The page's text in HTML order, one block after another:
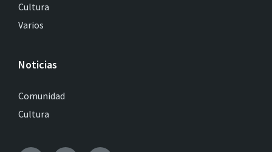
Cultura
Varios
Noticias
Comunidad
Cultura